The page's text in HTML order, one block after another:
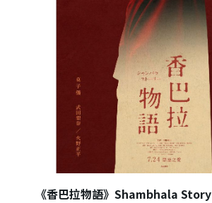
《香巴拉物語》Shambhala Story